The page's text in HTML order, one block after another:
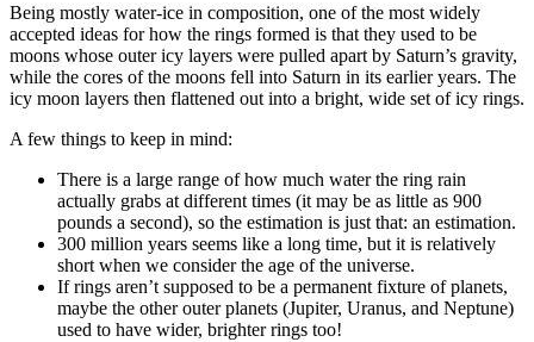
Being mostly water-ice in composition, one of the most widely
accepted ideas for how the rings formed is that they used to be
moons whose outer icy layers were pulled apart by Saturn’s gravity,
while the cores of the moons fell into Saturn in its earlier years. The
icy moon layers then flattened out into a bright, wide set of icy rings.
A few things to keep in mind:
There is a large range of how much water the ring rain
actually grabs at different times (it may be as little as 900
pounds a second), so the estimation is just that: an estimation.
300 million years seems like a long time, but it is relatively
short when we consider the age of the universe.
If rings aren’t supposed to be a permanent fixture of planets,
maybe the other outer planets (Jupiter, Uranus, and Neptune)
used to have wider, brighter rings too!